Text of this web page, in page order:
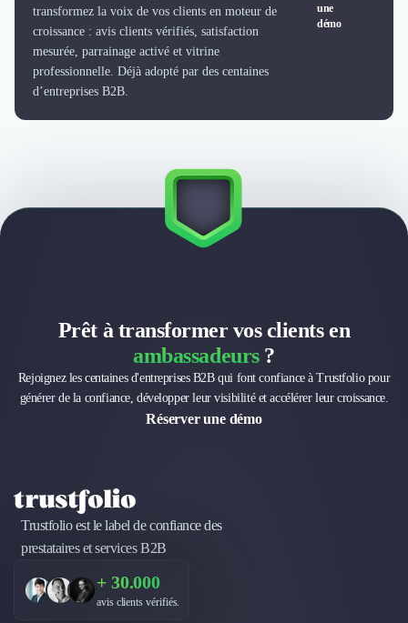
transformez la voix de vos clients en moteur de
croissance : avis clients vérifiés, satisfaction
mesurée, parrainage activé et vitrine
professionnelle. Déjà adopté par des centaines
d’entreprises B2B.
une
démo
Prêt à transformer vos clients en
ambassadeurs?
Rejoignez les centaines d'entreprises B2B qui font confiance à Trustfolio pour
générer de la confiance, développer leur visibilité et accélérer leur croissance.
Réserver une démo
Trustfolio est le label de confiance des
prestataires et services B2B
+ 30.000
avis clients vérifiés.